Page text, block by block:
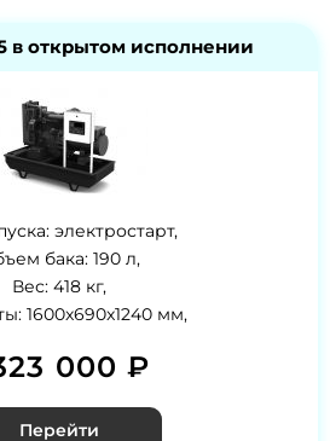
в открытом исполнении
электростарт,
бака: 190 л,
Вес: 418 кг,
1600x690x1240 мм,
000 ₽
Перейти